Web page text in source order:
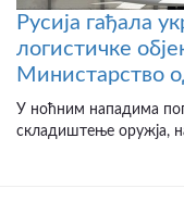
Русија гађала
логистичке
Министарство
У ноћним нападима
складиштење оружја,